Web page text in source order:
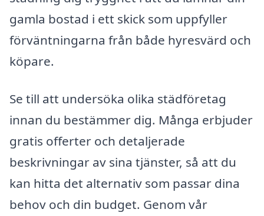
gamla bostad i ett skick som uppfyller
förväntningarna från både hyresvärd och
köpare.
Se till att undersöka olika städföretag
innan du bestämmer dig. Många erbjuder
gratis offerter och detaljerade
beskrivningar av sina tjänster, så att du
kan hitta det alternativ som passar dina
behov och din budget. Genom vår